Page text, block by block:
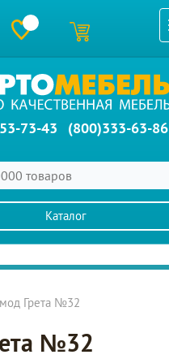
73-43 (800)333-63-86
Каталог
Грета №32
№32